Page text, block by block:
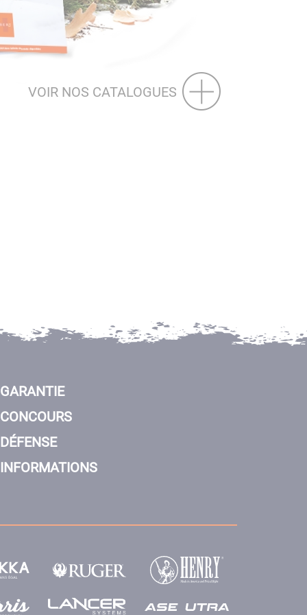
VOIR NOS CATALOGUES
GARANTIE
CONCOURS
DÉFENSE
INFORMATIONS